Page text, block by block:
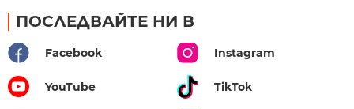
ПОСЛЕДВАЙТЕ НИ В
Facebook Instagram
YouTube TikTok